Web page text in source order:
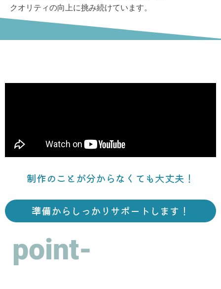
クオリティの向上に挑み続けています。
制作のことが分からなくても大丈夫！
準備からしっかりサポートします！
point-